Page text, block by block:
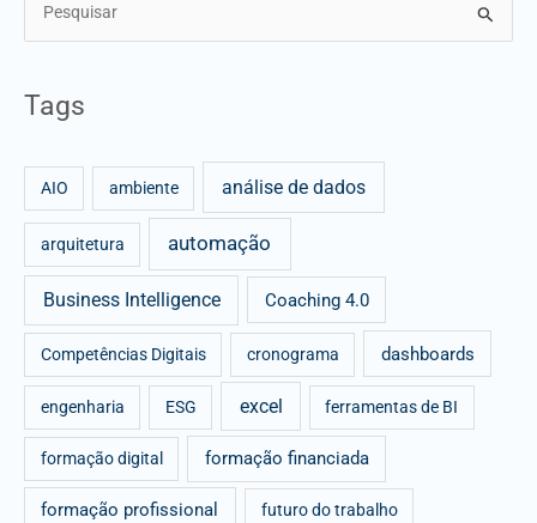
f
:
Tags
AIO ambiente análise de dados
arquitetura automação
Business Intelligence Coaching 4.0
Competências Digitais cronograma dashboards
engenharia ESG excel ferramentas de BI
formação digital formação financiada
formação profissional futuro do trabalho